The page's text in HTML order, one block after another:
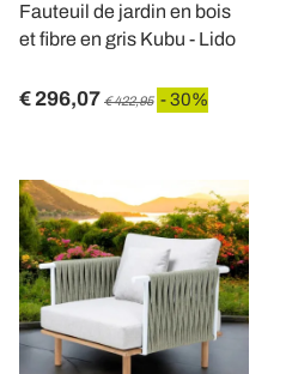
Fauteuil de jardin en bois
et fibre en gris Kubu - Lido
€ 296,07 € 422,95 - 30%